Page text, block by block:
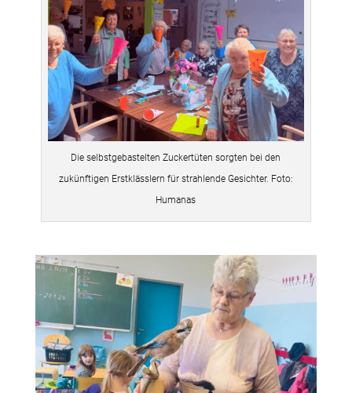
Die selbstgebastelten Zuckertüten sorgten bei den
zukünftigen Erstklässlern für strahlende Gesichter. Foto:
Humanas